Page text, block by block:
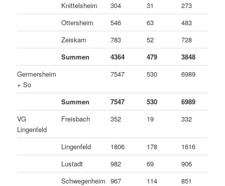
Knittelsheim 304 31 273
Ottersheim
546 63 483
Zeiskam
783 52 728
Summen
4364 479 3848
Germersheim
+ So
7547 530 6989
Summen 7547 530 6989
VG
Lingenfeld
Freisbach 352 19 332
Lingenfeld 1806 178 1616
Lustadt
982 69 906
Schwegenheim 967 114 851